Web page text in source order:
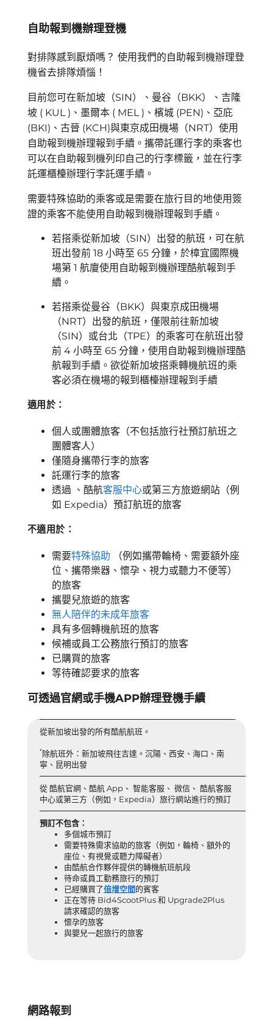
自助報到機辦理登機
對排隊感到厭煩嗎？ 使用我們的自助報到機辦理登
機省去排隊煩惱！
目前您可在新加坡（SIN）、曼谷（BKK）、 吉隆
坡 ( KUL ) 、 墨爾本 ( MEL ) 、檳城 (PEN)、亞庇
(BKI)、 古晉 (KCH)與東京成田機場（NRT）使用
自助報到機辦理報到手續。攜帶託運行李的乘客也
可以在自助報到機列印自己的行李標籤，並在行李
託運櫃檯辦理行李託運手續。
需要特殊協助的乘客或是需要在旅行目的地使用簽
證的乘客不能使用自助報到機辦理報到手續。
若搭乘從新加坡（SIN）出發的航班，可在航
班出發前 18 小時至 65 分鐘，於樟宜國際機
場第 1 航廈使用自助報到機辦理酷航報到手
續。
若搭乘從曼谷（BKK）與東京成田機場
（NRT）出發的航班，僅限前往新加坡
（SIN）或台北（TPE）的乘客可在航班出發
前 4 小時至 65 分鐘，使用自助報到機辦理酷
航報到手續。欲從新加坡搭乘轉機航班的乘
客必須在機場的報到櫃檯辦理報到手續
適用於：
個人或團體旅客（不包括旅行社預訂航班之
團體客人）
僅隨身攜帶行李的旅客
託運行李的旅客
透過 、酷航客服中心或第三方旅遊網站（例
如 Expedia）預訂航班的旅客
不適用於：
需要特殊協助 （例如攜帶輪椅、需要額外座
位、攜帶樂器、懷孕、視力或聽力不便等）
的旅客
攜嬰兒旅遊的旅客
無人陪伴的未成年旅客
具有多個轉機航班的旅客
候補或員工公務旅行預訂的旅客
已購買的旅客
等待確認要求的旅客
可透過官網或手機APP辦理登機手續
從新加坡出發的所有酷航航班。
*除航班外：新加坡飛往吉達。沉陽、西安、海口、南
寧、昆明出發
從 酷航官網、酷航 App、 智能客服、 微信、 酷航客服
中心或第三方（例如，Expedia）旅行網站進行的預訂
預訂不包含：
多個城市預訂
需要特殊需求協助的旅客（例如，輪椅、額外的
座位、有視覺或聽力障礙者）
由酷航合作夥伴提供的轉機航班航段
待命或員工勤務旅行的預訂
已經購買了倍增空間的賓客
正在等待 Bid4ScootPlus 和 Upgrade2Plus
請求確認的旅客
懷孕的旅客
與嬰兒一起旅行的旅客
網路報到